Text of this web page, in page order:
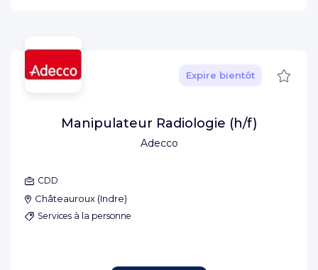
Adecco
Expire bientôt
Manipulateur Radiologie (h/f)
CDD
Châteauroux (Indre)
Services à la personne